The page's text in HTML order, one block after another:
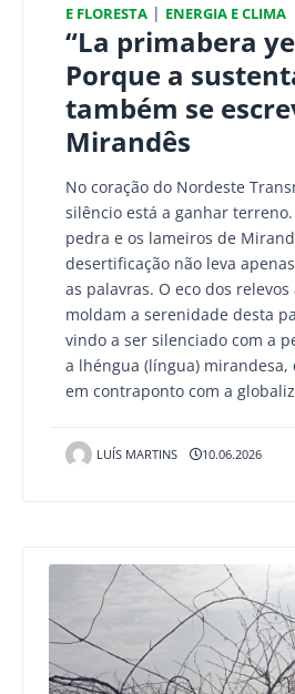
E FLORESTA | ENERGIA E CLIMA
“La primabera
Porque a
também se
Mirandês
No coração do Nordeste
silêncio está a ganhar
pedra e os lameiros de
desertificação não leva
as palavras. O eco dos
moldam a serenidade desta
vindo a ser silenciado com a
a lhéngua (língua) mirandesa,
em contraponto com a
LUÍS MARTINS 10.06.2026